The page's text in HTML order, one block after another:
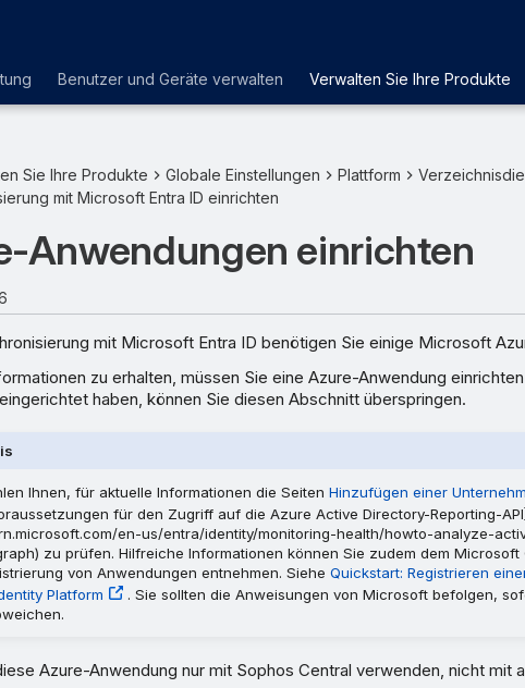
Benutzer und Geräte verwalten Verwalten Sie Ihre Produkte
Sie Ihre Produkte Globale Einstellungen Plattform
mit Microsoft Entra ID einrichten
Anwendungen einrichten
mit Microsoft Entra ID benötigen Sie einige Microsoft
zu erhalten, müssen Sie eine Azure-Anwendung
haben, können Sie diesen Abschnitt überspringen.
Ihnen, für aktuelle Informationen die Seiten Hinzufügen einer
für den Zugriff auf die Azure Active Directory-Reporting-
en-us/entra/identity/monitoring-health/howto-analyze-
zu prüfen. Hilfreiche Informationen können Sie zudem dem Microsoft
von Anwendungen entnehmen. Siehe Quickstart: Registrieren
Platform
. Sie sollten die Anweisungen von Microsoft befolgen,
Azure-Anwendung nur mit Sophos Central verwenden, nicht mit